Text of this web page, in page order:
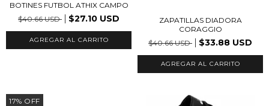
BOTINES FUTBOL ATHIX CAMPO
$40.66 USD
$27.10 USD
AGREGAR AL CARRITO
ZAPATILLAS DIADORA
CORAGGIO
$40.66 USD
$33.88 USD
AGREGAR AL CARRITO
17% OFF